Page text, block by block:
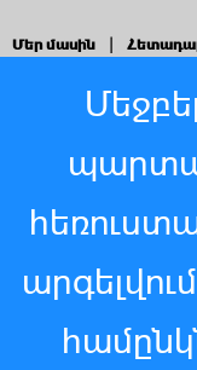
Մեր մասին